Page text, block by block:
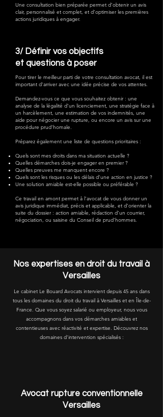
Une consultation bien préparée permet d’obtenir un avis
clair, personnalisé et complet, et d’optimiser les premières
actions juridiques à engager.
3/ Définir vos objectifs
et questions à poser
Pour tirer le meilleur parti de votre consultation avocat, il est
important d'arriver avec une idée précise de vos attentes.
Demandez-vous ce que vous souhaitez obtenir : une
analyse de la légalité d’un licenciement, une stratégie face à
un harcèlement, une estimation de vos indemnités, une
aide pour négocier une rupture, ou encore un avis sur une
procédure prud’homale.
Préparez également une liste de questions prioritaires :
Quels sont mes droits dans ma situation actuelle ?
Quelles démarches dois-je engager en premier ?
Quelles preuves me manquent encore ?
Quels sont les risques ou les délais d’une action en justice ?
Une solution amiable est-elle possible ou préférable ?
Ce travail en amont permet à l’avocat de vous donner un
avis juridique immédiat, précis et applicable, et d’orienter la
suite du dossier : action amiable, rédaction d’un courrier,
négociation, ou saisine du Conseil de prud’hommes.
Nos expertises en droit du travail à
Versailles
Le cabinet Le Bouard Avocats intervient depuis 45 ans dans
tous les domaines du droit du travail à Versailles et en Île-de-
France. Que vous soyez salarié ou employeur, nous vous
accompagnons dans vos démarches amiables et
contentieuses avec réactivité et expertise. Découvrez nos
domaines d'intervention spécialisés :
Avocat rupture conventionnelle
Versailles